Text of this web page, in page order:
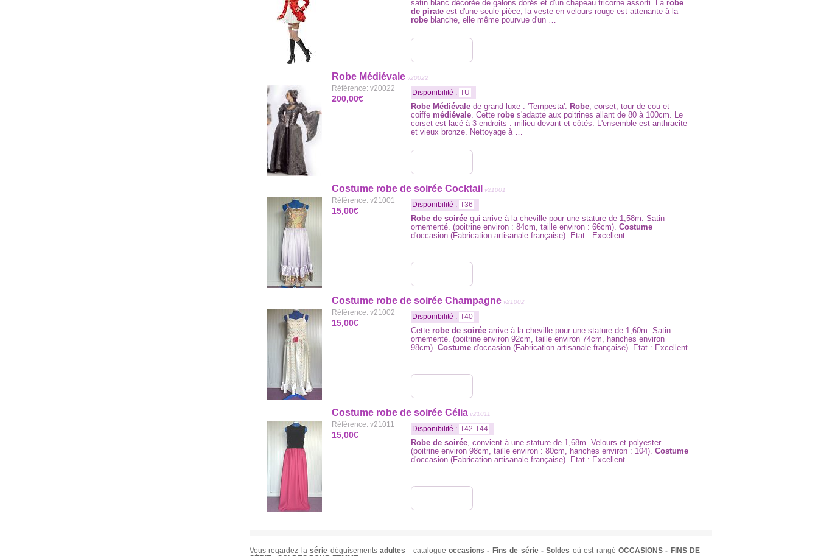
satin blanc décorée de galons dorés et d'un chapeau tricorne assorti. La robe
de pirate est d'une seule pièce, la veste en velours rouge est attenante à la
robe blanche, elle même pourvue d'un …
Robe Médiévale v20022
Référence: v20022 Disponibilité : TU
Robe Médiévale de grand luxe : 'Tempesta'. Robe, corset, tour de cou et
coiffe médiévale. Cette robe s'adapte aux poitrines allant de 80 à 100cm. Le
corset est lacé à 3 endroits : milieu devant et côtés. L'ensemble est anthracite
et vieux bronze. Nettoyage à …
200,00€
Costume robe de soirée Cocktail v21001
Référence: v21001 Disponibilité : T36
Robe de soirée qui arrive à la cheville pour une stature de 1,58m. Satin
ornementé. (poitrine environ : 84cm, taille environ : 66cm). Costume
d'occasion (Fabrication artisanale française). Etat : Excellent.
15,00€
Costume robe de soirée Champagne v21002
Référence: v21002 Disponibilité : T40
Cette robe de soirée arrive à la cheville pour une stature de 1,60m. Satin
ornementé. (poitrine environ 92cm, taille environ 74cm, hanches environ
98cm). Costume d'occasion (Fabrication artisanale française). Etat : Excellent.
15,00€
Costume robe de soirée Célia v21011
Référence: v21011 Disponibilité : T42-T44
Robe de soirée, convient à une stature de 1,68m. Velours et polyester.
(poitrine environ 98cm, taille environ : 80cm, hanches environ : 104). Costume
d'occasion (Fabrication artisanale française). Etat : Excellent.
15,00€
Vous regardez lasérie déguisements adultes - catalogueoccasions - Fins de série - Soldes où est rangé OCCASIONS - FINS DE